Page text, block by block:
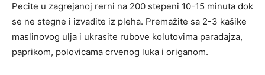
Pecite u zagrejanoj rerni na 200 stepeni 10-15 minuta dok
se ne stegne i izvadite iz pleha. Premažite sa 2-3 kašike
maslinovog ulja i ukrasite rubove kolutovima paradajza,
paprikom, polovicama crvenog luka i origanom.